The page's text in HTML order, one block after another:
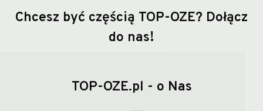
Chcesz być częścią TOP-OZE? Dołącz
do nas!
TOP-OZE.pl - o Nas